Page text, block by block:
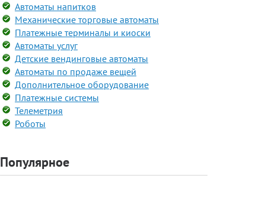
Автоматы напитков
Механические торговые автоматы
Платежные терминалы и киоски
Автоматы услуг
Детские вендинговые автоматы
Автоматы по продаже вещей
Дополнительное оборудование
Платежные системы
Телеметрия
Роботы
Популярное